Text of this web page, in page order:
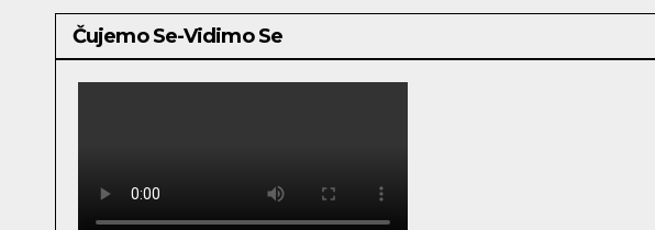
Čujemo Se-Vidimo Se